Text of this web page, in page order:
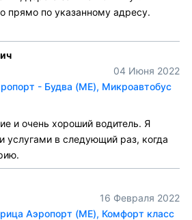
прямо по указанному адресу.
04 Июня 2022
- Будва (ME), Микроавтобус
и очень хороший водитель. Я
услугами в следующий раз, когда
16 Февраля 2022
Аэропорт (ME), Комфорт класс